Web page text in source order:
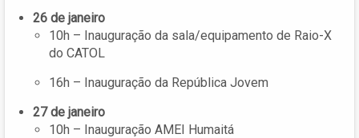
26 de janeiro
10h – Inauguração da sala/equipamento de Raio-X
do CATOL
16h – Inauguração da República Jovem
27 de janeiro
10h – Inauguração AMEI Humaitá